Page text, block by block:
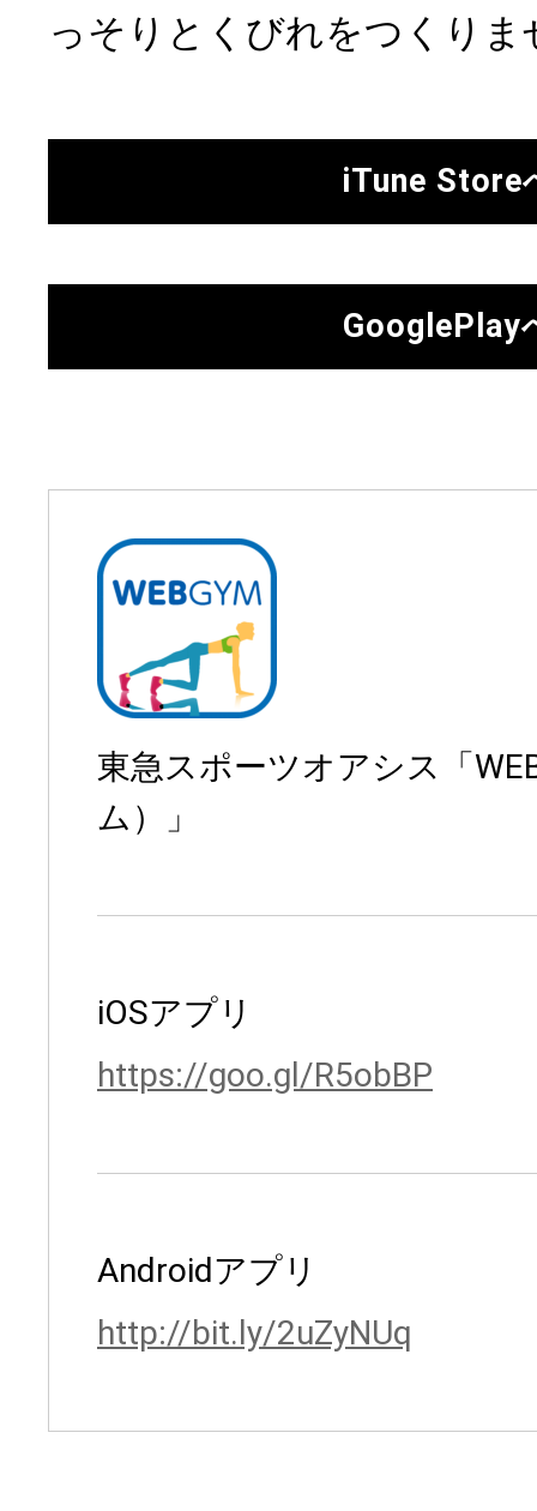
っそりとくびれをつくりま
iTune Store
GooglePlay
東急スポーツオアシス「
ム）」
iOSアプリ
https://goo.gl/R5obBP
Androidアプリ
http://bit.ly/2uZyNUq